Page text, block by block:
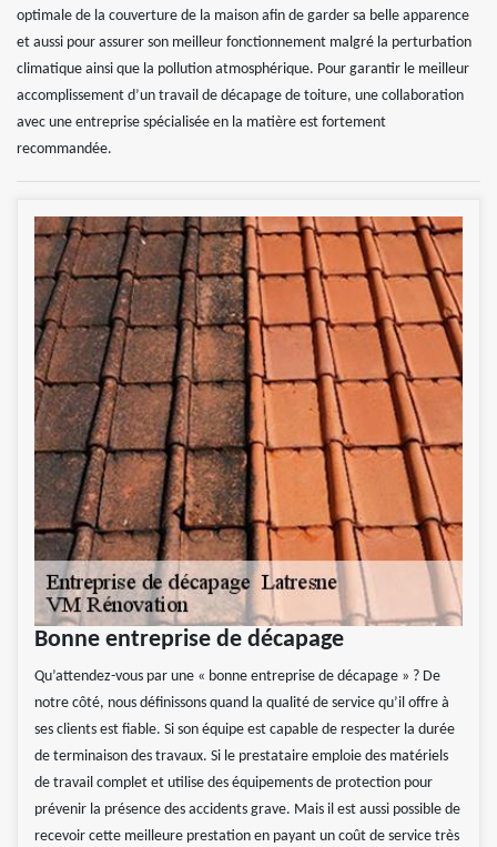
optimale de la couverture de la maison afin de garder sa belle apparence
et aussi pour assurer son meilleur fonctionnement malgré la perturbation
climatique ainsi que la pollution atmosphérique. Pour garantir le meilleur
accomplissement d’un travail de décapage de toiture, une collaboration
avec une entreprise spécialisée en la matière est fortement
recommandée.
Bonne entreprise de décapage
Qu’attendez-vous par une « bonne entreprise de décapage » ? De
notre côté, nous définissons quand la qualité de service qu’il offre à
ses clients est fiable. Si son équipe est capable de respecter la durée
de terminaison des travaux. Si le prestataire emploie des matériels
de travail complet et utilise des équipements de protection pour
prévenir la présence des accidents grave. Mais il est aussi possible de
recevoir cette meilleure prestation en payant un coût de service très